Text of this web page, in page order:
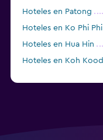
Hoteles en Patong
Hoteles en Ko Phi Phi
Hoteles en Hua Hin
Hoteles en Koh Kood